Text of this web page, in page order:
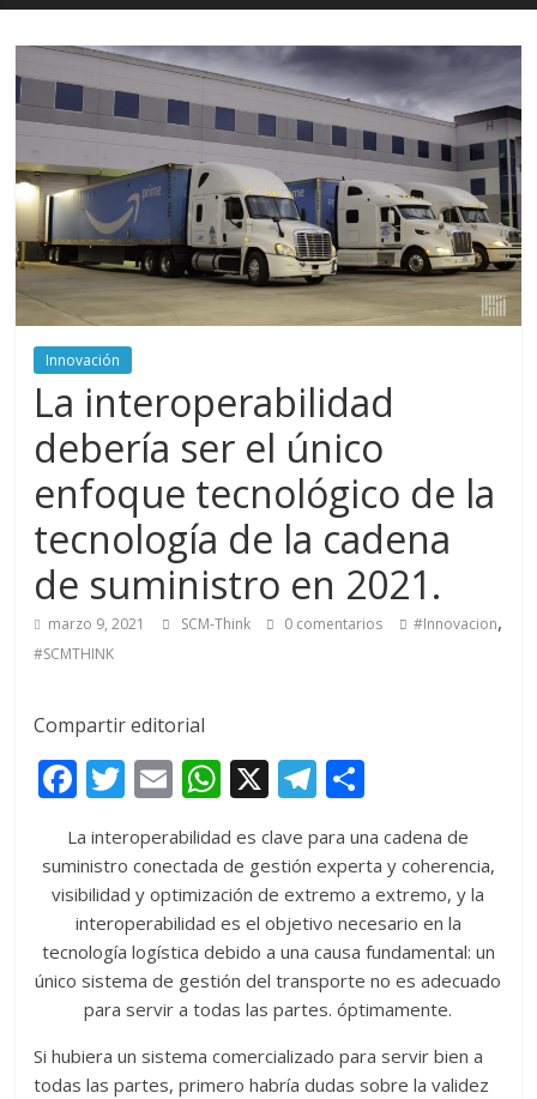
Innovación
La interoperabilidad
debería ser el único
enfoque tecnológico de la
tecnología de la cadena
de suministro en 2021.
marzo 9, 2021 SCM-Think 0 comentarios #Innovacion,
#SCMTHINK
Compartir editorial
F
e
b
o
o
k
T
itt
er
E
m
ai
l
W
h
at
s
A
p
p
X T
e
gr
a
m
m
p
ar
ti
r
La interoperabilidad es clave para una cadena de
suministro conectada de gestión experta y coherencia,
visibilidad y optimización de extremo a extremo, y la
interoperabilidad es el objetivo necesario en la
tecnología logística debido a una causa fundamental: un
único sistema de gestión del transporte no es adecuado
para servir a todas las partes. óptimamente.
Si hubiera un sistema comercializado para servir bien a
todas las partes, primero habría dudas sobre la validez